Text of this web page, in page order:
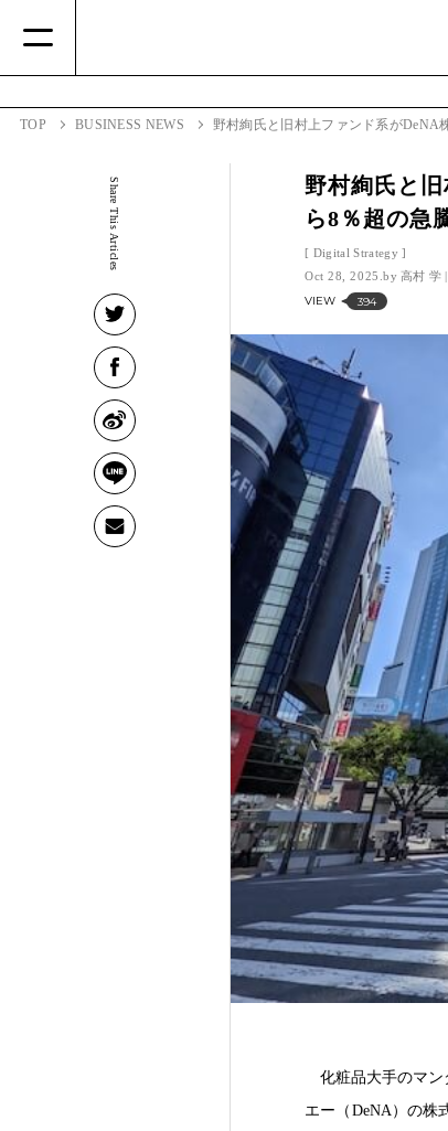
TOP BUSINESS NEWS 野村絢氏と旧村上ファンド系が
Share This Articles
野村絢氏と
ら8％超の急
Digital Strategy
Oct 28, 2025.
高村 学
VIEW 394
化粧品大手のマ
エー（DeNA）の株